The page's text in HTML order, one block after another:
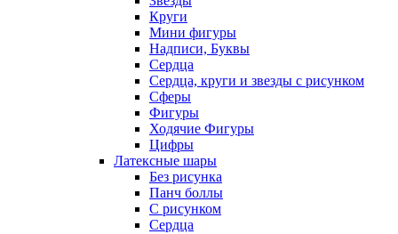
Круги
Мини фигуры
Надписи, Буквы
Сердца
Сердца, круги и звезды с рисунком
Сферы
Фигуры
Ходячие Фигуры
Цифры
Латексные шары
Без рисунка
Панч боллы
С рисунком
Сердца